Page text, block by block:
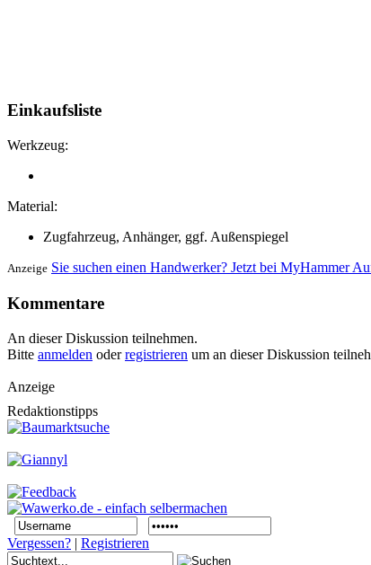
Einkaufsliste
Werkzeug:
Material:
Zugfahrzeug, Anhänger, ggf. Außenspiegel
Anzeige Sie suchen einen Handwerker? Jetzt bei MyHammer
Kommentare
An dieser Diskussion teilnehmen.
Bitte anmelden oderregistrieren um an dieser Diskussion
Anzeige
Redaktionstipps
Vergessen? | Registrieren